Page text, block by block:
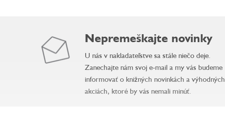
Nepremeškajte novinky
U nás v nakladateľstve sa stále niečo deje.
Zanechajte nám svoj e-mail a my vás budeme
informovať o knižných novinkách a výhodných
akciách, ktoré by vás nemali minúť.